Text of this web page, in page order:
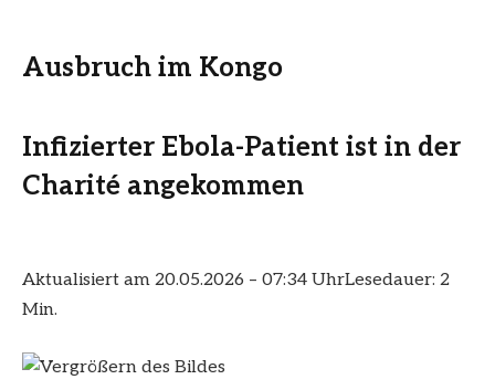
Ausbruch im Kongo
Infizierter Ebola-Patient ist in der
Charité angekommen
Aktualisiert am 20.05.2026 – 07:34 UhrLesedauer: 2
Min.